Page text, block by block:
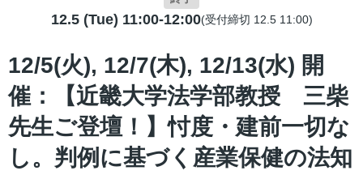
12.5 (Tue) 11:00-12:00(受付締切 12.5 11:00)
12/5(火), 12/7(木), 12/13(水) 開
催：【近畿大学法学部教授 三柴
先生ご登壇！】忖度・建前一切な
し。判例に基づく産業保健の法知